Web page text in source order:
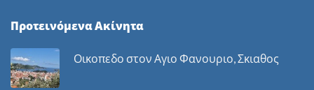
Προτεινόμενα Ακίνητα
Οικοπεδο στον Αγιο Φανουριο, Σκιαθος